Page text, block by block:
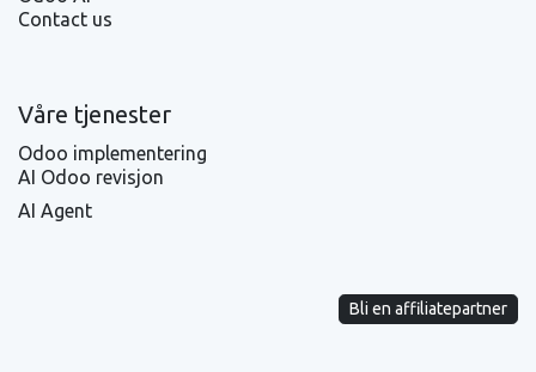
Contact us
Våre tjenester
Odoo implementering
AI Odoo revisjon
AI Agent
Bli en affiliatepartner